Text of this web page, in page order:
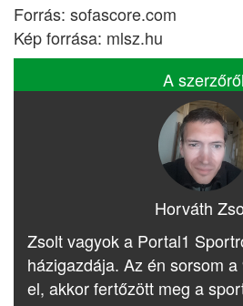
Forrás: sofascore.com
Kép forrása: mlsz.hu
A szerzőről
Horváth
Zsolt vagyok a Portal1
házigazdája. Az én sorsom
el, akkor fertőzött meg a